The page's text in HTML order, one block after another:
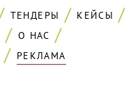
ТЕНДЕРЫ
КЕЙСЫ
О НАС
РЕКЛАМА